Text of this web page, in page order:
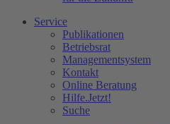
Service
Publikationen
Betriebsrat
Managementsystem
Kontakt
Online Beratung
Hilfe.Jetzt!
Suche